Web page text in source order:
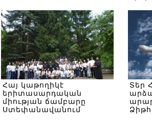
Հայ կաթողիկէ
երիտասարդական
միության ճամբարը
Ստեփանավանում
Տեր